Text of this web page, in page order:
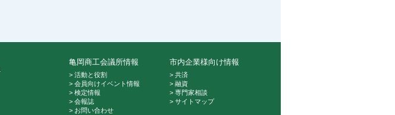
市内企業様向け情報
> 共済
> 融資
> 専門家相談
> サイトマップ
亀岡商工会議所情報
> 活動と役割
> 会員向けイベント情報
> 検定情報
> 会報誌
> お問い合わせ